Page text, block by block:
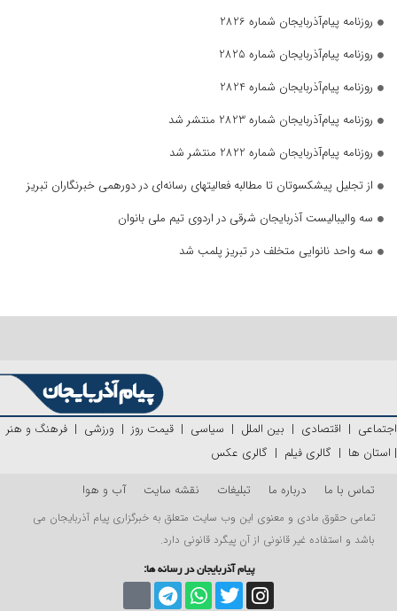
روزنامه پیام‌آذربایجان شماره 2826
روزنامه پیام‌آذربایجان شماره 2825
روزنامه پیام‌آذربایجان شماره 2824
روزنامه پیام‌آذربایجان شماره 2823 منتشر شد
روزنامه پیام‌آذربایجان شماره 2822 منتشر شد
از تجلیل پیشکسوتان تا مطالبه فعالیتهای رسانه‌ای در دورهمی خبرنگاران تبریز
سه والیبالیست آذربایجان‌ شرقی در اردوی تیم ملی بانوان
سه واحد نانوایی متخلف در تبریز پلمب شد
اجتماعی | اقتصادی | بین الملل | سیاسی | قیمت روز| ورزشی | فرهنگ و هنر
| استان ها | گالری فیلم | گالری عکس
تماس با ما
درباره ما تبلیغات نقشه سایت آب و هوا
تمامی حقوق مادی و معنوی این وب سایت متعلق به خبرگزاری پیام آذربایجان می
باشد و استفاده غیر قانونی از آن پیگرد قانونی دارد.
پیام آذربایجان در رسانه ها: